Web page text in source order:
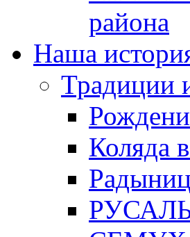
района
Наша
Традиции
Коляда